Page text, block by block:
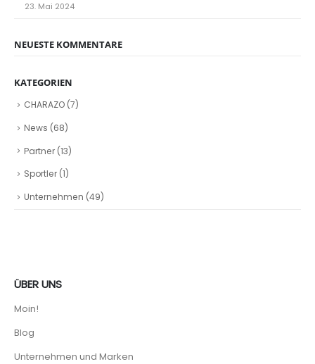
23. Mai 2024
NEUESTE KOMMENTARE
KATEGORIEN
CHARAZO (7)
News (68)
Partner (13)
Sportler (1)
Unternehmen (49)
ÜBER UNS
Moin!
Blog
Unternehmen und Marken